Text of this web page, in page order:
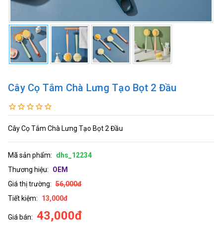
Cây Cọ Tắm Chà Lưng Tạo Bọt 2 Đầu
Cây Cọ Tắm Chà Lưng Tạo Bọt 2 Đầu
Mã sản phẩm:
dhs_12234
Thương hiệu:
OEM
Giá thị trường: 56,000đ
Tiết kiệm:
13,000đ
Giá bán: 43,000đ